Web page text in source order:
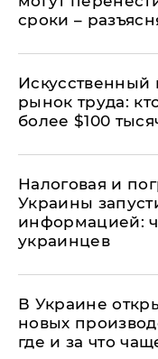
сроки –
Искусственный
рынок труда:
более $100
Налоговая и
Украины
информацией:
украинцев
В Украине
новых
где и за что